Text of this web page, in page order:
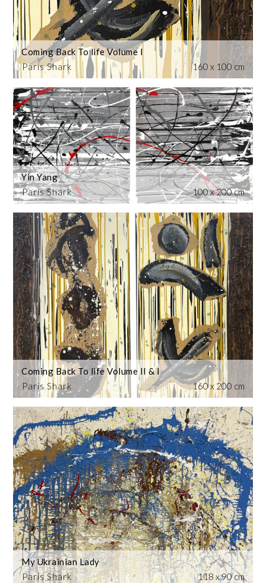
Paris Shark
Coming Back To life Volume I
160 x 100 cm
Paris Shark
Yin Yang
100 x 200 cm
Paris Shark
Coming Back To life Volume II & I
160 x 200 cm
Paris Shark
My Ukrainian Lady
118 x 90 cm